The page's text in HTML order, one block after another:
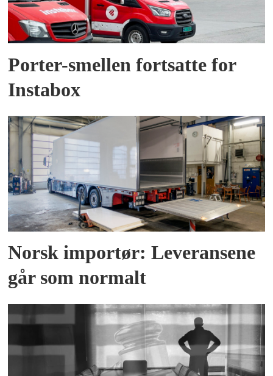
Porter-smellen fortsatte for
Instabox
Norsk importør: Leveransene
går som normalt